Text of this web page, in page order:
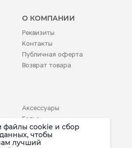
О КОМПАНИИ
Реквизиты
Контакты
Публичная оферта
Возврат товара
Аксессуары
Белье
Детское
файлы cookie и сбор
чтобы
лучший